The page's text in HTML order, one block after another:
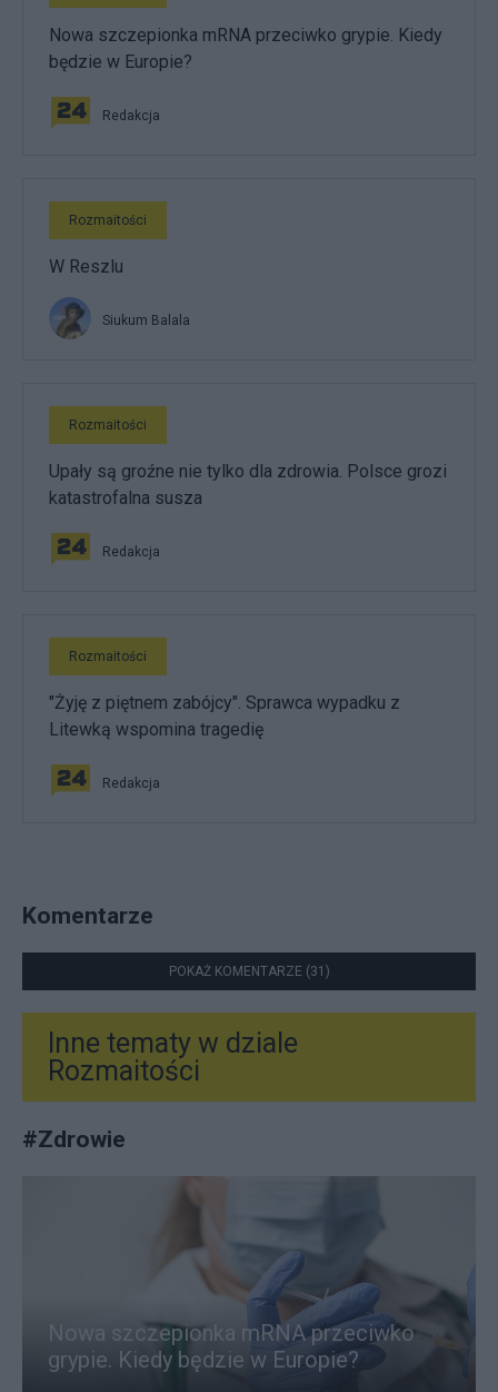
Nowa szczepionka mRNA przeciwko grypie. Kiedy
będzie w Europie?
Redakcja
Rozmaitości
W Reszlu
Siukum Balala
Rozmaitości
Upały są groźne nie tylko dla zdrowia. Polsce grozi
katastrofalna susza
Redakcja
Rozmaitości
"Żyję z piętnem zabójcy". Sprawca wypadku z
Litewką wspomina tragedię
Redakcja
Komentarze
POKAŻ KOMENTARZE (31)
Inne tematy w dziale
Rozmaitości
#Zdrowie
Nowa szczepionka mRNA przeciwko
grypie. Kiedy będzie w Europie?